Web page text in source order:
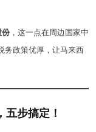
份，这一点在周边国家中
务政策优厚，让马来西
五步搞定！